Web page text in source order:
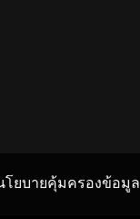
โยบายคุ้มครองข้อมู